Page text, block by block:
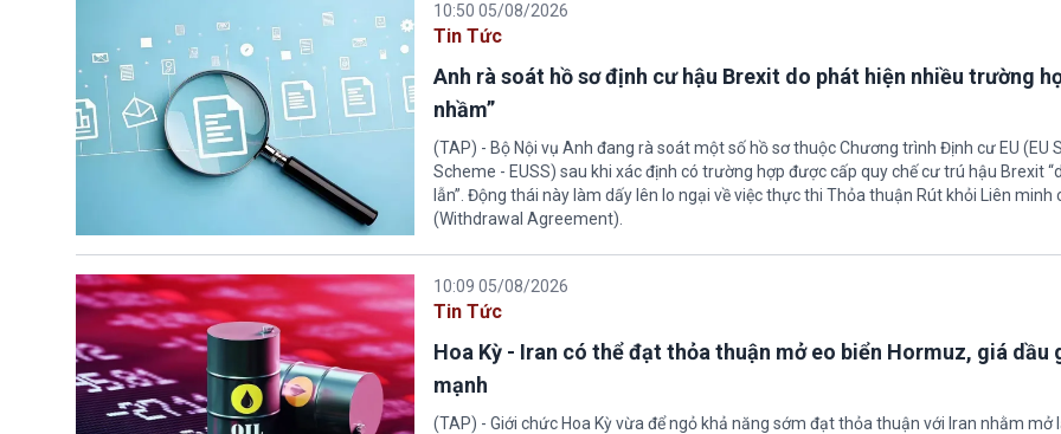
10:50 05/08/2026
Tin Tức
Anh rà soát hồ sơ định cư hậu Brexit do phát hiện nhiều trường
nhầm”
(TAP) - Bộ Nội vụ Anh đang rà soát một số hồ sơ thuộc Chương trình Định cư EU (EU
Scheme - EUSS) sau khi xác định có trường hợp được cấp quy chế cư trú hậu Brexit
lẫn”. Động thái này làm dấy lên lo ngại về việc thực thi Thỏa thuận Rút khỏi Liên minh
(Withdrawal Agreement).
10:09 05/08/2026
Tin Tức
Hoa Kỳ - Iran có thể đạt thỏa thuận mở eo biển Hormuz, giá dầu
mạnh
(TAP) - Giới chức Hoa Kỳ vừa để ngỏ khả năng sớm đạt thỏa thuận với Iran nhằm mở